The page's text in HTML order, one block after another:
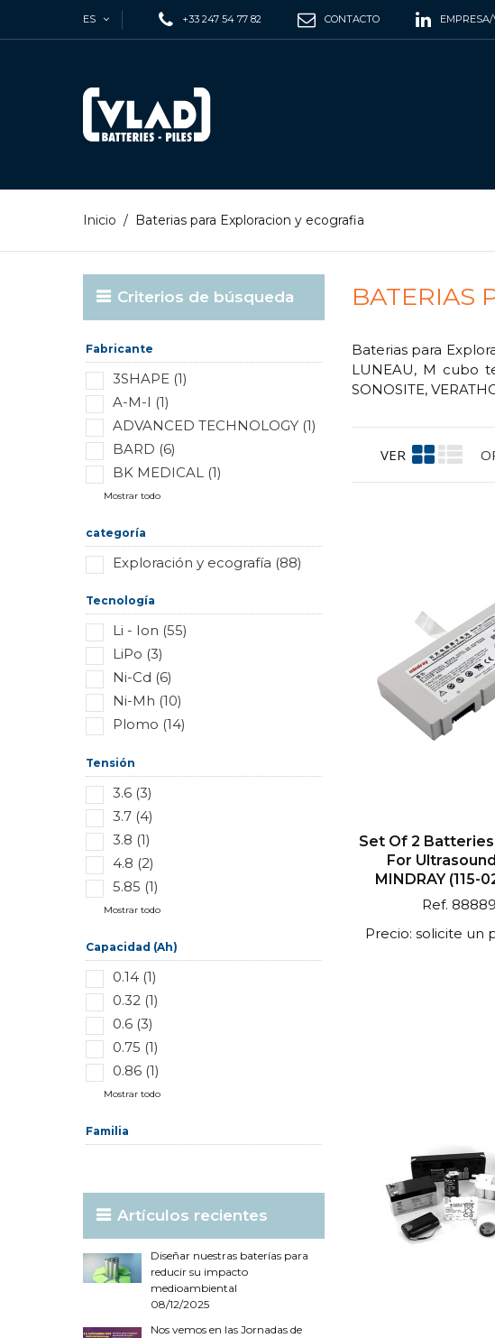
ES +33 247 54 77 82 CONTACTO
Inicio / Baterias para Exploracion y ecografia
Criterios de búsqueda
Fabricante
3SHAPE (1)
A-M-I (1)
ADVANCED TECHNOLOGY (1)
BARD (6)
BK MEDICAL (1)
Mostrar todo
categoría
Exploración y ecografía (88)
Tecnología
Li - Ion (55)
LiPo (3)
Ni-Cd (6)
Ni-Mh (10)
Plomo (14)
Tensión
3.6 (3)
3.7 (4)
3.8 (1)
4.8 (2)
5.85 (1)
Mostrar todo
Capacidad (Ah)
0.14 (1)
0.32 (1)
0.6 (3)
0.75 (1)
0.86 (1)
Mostrar todo
Familia
Artículos recientes
Diseñar nuestras baterías para
reducir su impacto
medioambiental
08/12/2025
Nos vemos en las Jornadas de
BATERIAS
Baterias para
LUNEAU, M cubo
SONOSITE,
VER
Set Of 2 Batteries
For
MINDRAY (115-
Ref.
Precio: solicite un